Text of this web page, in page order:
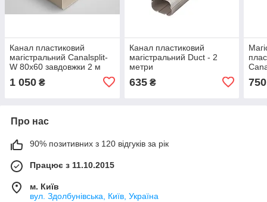
Канал пластиковий
магістральний Canalsplit-
W 80x60 завдовжки 2 м
1 050 ₴
Канал пластиковий
магістральний Duct - 2
метри
635₴ 750
Про нас
90% позитивних з 120 відгуків за рік
Працює з 11.10.2015
м. Київ
вул. Здолбунівська, Київ, Україна